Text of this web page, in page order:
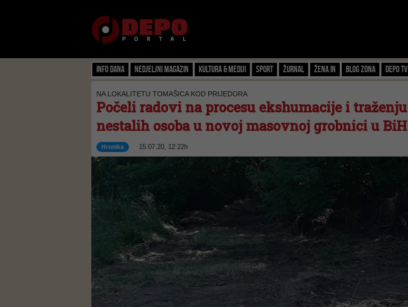
Info dana Nedjeljni magazin Kultura & Mediji Sport Žurnal Žena IN Blog zona Depo TV
NA LOKALITETU TOMAŠICA KOD PRIJEDORA
Počeli radovi na procesu ekshumacije i traženju
nestalih osoba u novoj masovnoj grobnici u BiH
Hronika 15.07.20, 12:22h